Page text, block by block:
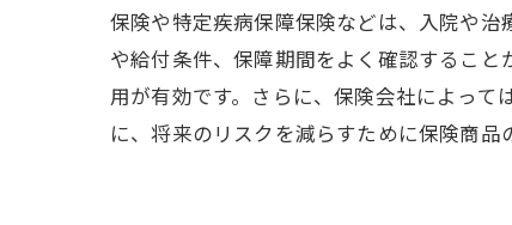
保険や特定疾病保障保険などは、入院や
や給付条件、保障期間をよく確認するこ
用が有効です。さらに、保険会社によっ
に、将来のリスクを減らすために保険商品